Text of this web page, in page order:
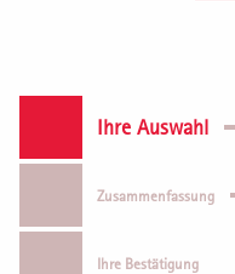
Ihre Auswahl
Zusammenfassung
Ihre Bestätigung